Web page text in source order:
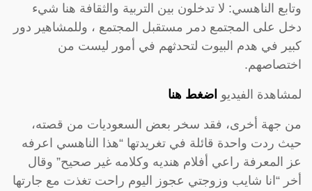
وتابع الناهسي: لا تدخلون بين التربية والثقافة هنا شيء
دخل على المجتمع دمر مستقبل المجتمع ، وللمشاهير دور
كبير في هدم البيوت لتحدثهم في أمور ليست من
اختصاصهم.
لمشاهدة الفيديو اضغط هنا
من جهة أخرى، فقد سخر بعض السعوديات من قصته،
حيث ردت واحدة قائلة في تغريدتها “هذا الناهسي اعرفه
عز المعرفة راعي أفلام هنديه وكلامه غير صحيح” وقال
أخر “انا شايب وزوجتي عجوز اليوم راحت تغذت مع جارتها